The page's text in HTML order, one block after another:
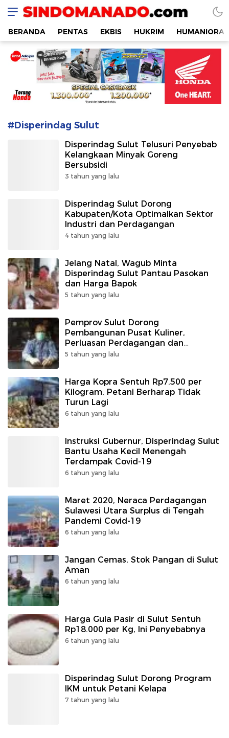
SINDOMANADO
Informatif dan Edukatif
BERANDA PENTAS EKBIS HUKRIM HUMANIORA
#Disperindag Sulut
Disperindag Sulut Telusuri Penyebab
Kelangkaan Minyak Goreng
Bersubsidi
3 tahun yang lalu
Disperindag Sulut Dorong
Kabupaten/Kota Optimalkan Sektor
Industri dan Perdagangan
4 tahun yang lalu
Jelang Natal, Wagub Minta
Disperindag Sulut Pantau Pasokan
dan Harga Bapok
5 tahun yang lalu
Pemprov Sulut Dorong
Pembangunan Pusat Kuliner,
Perluasan Perdagangan dan
Revitalisasi Pasar
5 tahun yang lalu
Harga Kopra Sentuh Rp7.500 per
Kilogram, Petani Berharap Tidak
Turun Lagi
6 tahun yang lalu
Instruksi Gubernur, Disperindag Sulut
Bantu Usaha Kecil Menengah
Terdampak Covid-19
6 tahun yang lalu
Maret 2020, Neraca Perdagangan
Sulawesi Utara Surplus di Tengah
Pandemi Covid-19
6 tahun yang lalu
Jangan Cemas, Stok Pangan di Sulut
Aman
6 tahun yang lalu
Harga Gula Pasir di Sulut Sentuh
Rp18.000 per Kg, Ini Penyebabnya
6 tahun yang lalu
Disperindag Sulut Dorong Program
IKM untuk Petani Kelapa
7 tahun yang lalu